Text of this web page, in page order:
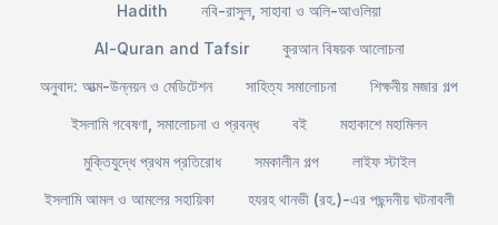
Hadith
নবি-রাসুল, সাহাবা ও অলি-আওলিয়া
Al-Quran and Tafsir
কুরআন বিষয়ক আলোচনা
অনুবাদ: আত্ম-উন্নয়ন ও মেডিটেশন
সাহিত্য সমালোচনা
শিক্ষনীয় মজার গল্প
ইসলামি গবেষণা, সমালোচনা ও প্রবন্ধ
বই
মহাকাশে মহামিলন
মুক্তিযুদ্ধে প্রথম প্রতিরোধ
সমকালীন গল্প
লাইফ স্টাইল
ইসলামি আমল ও আমলের সহায়িকা
হযরহ থানভী (রহ.)-এর পছন্দনীয় ঘটনাবলী